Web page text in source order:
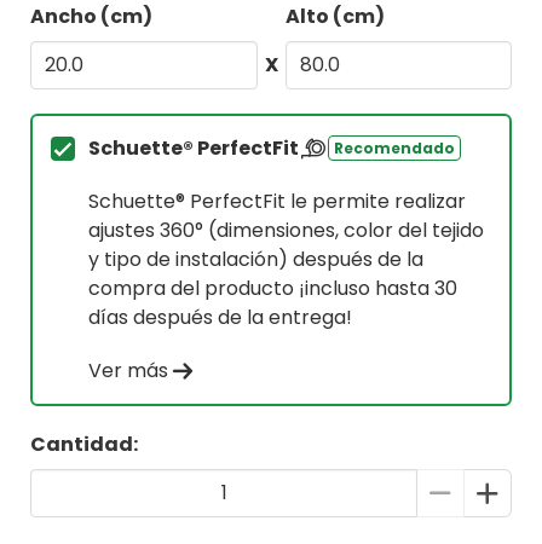
Ancho (cm)
X
Alto (cm)
Schuette® PerfectFit Recomendado
Schuette® PerfectFit le permite realizar
ajustes 360° (dimensiones, color del tejido
y tipo de instalación) después de la
compra del producto ¡incluso hasta 30
días después de la entrega!
Ver más
Cantidad: